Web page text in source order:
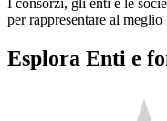
per rappresentare al
Esplora Enti e